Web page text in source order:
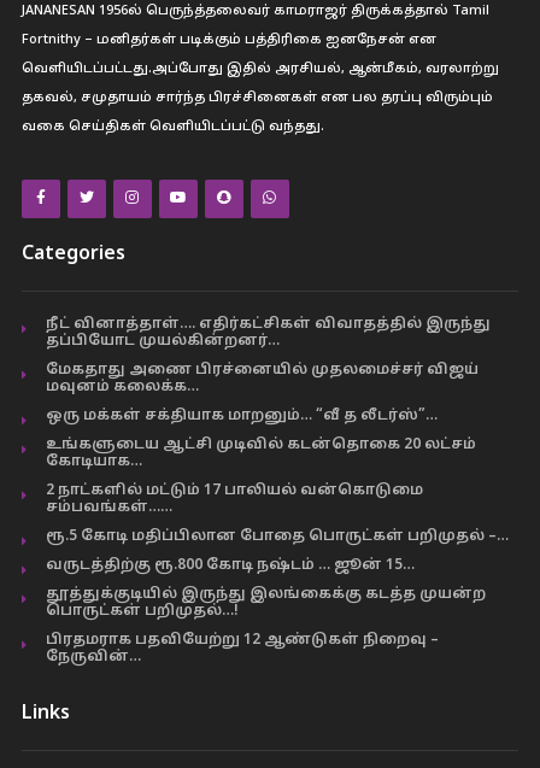
JANANESAN 1956ல் பெருந்த்தலைவர் காமராஜர் திருக்கத்தால் Tamil
Fortnithy – மனிதர்கள் படிக்கும் பத்திரிகை ஐனநேசன் என
வெளியிடப்பட்டது.அப்போது இதில் அரசியல், ஆன்மீகம், வரலாற்று
தகவல், சமுதாயம் சார்ந்த பிரச்சினைகள் என பல தரப்பு விரும்பும்
வகை செய்திகள் வெளியிடப்பட்டு வந்தது.
Categories
நீட் வினாத்தாள்…. எதிர்கட்சிகள் விவாதத்தில் இருந்து
தப்பியோட முயல்கின்றனர்…
மேகதாது அணை பிரச்னையில் முதலமைச்சர் விஜய்
மவுனம் கலைக்க…
ஒரு மக்கள் சக்தியாக மாறனும்… “வீ த லீடர்ஸ்”…
உங்களுடைய ஆட்சி முடிவில் கடன்தொகை 20 லட்சம்
கோடியாக…
2 நாட்களில் மட்டும் 17 பாலியல் வன்கொடுமை
சம்பவங்கள்……
ரூ.5 கோடி மதிப்பிலான போதை பொருட்கள் பறிமுதல் –…
வருடத்திற்கு ரூ.800 கோடி நஷ்டம் … ஜூன் 15…
தூத்துக்குடியில் இருந்து இலங்கைக்கு கடத்த முயன்ற
பொருட்கள் பறிமுதல்…!
பிரதமராக பதவியேற்று 12 ஆண்டுகள் நிறைவு –
நேருவின்…
Links